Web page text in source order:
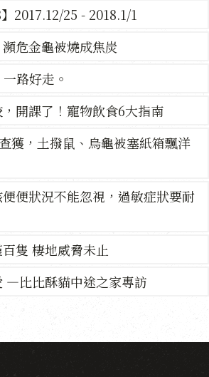
2017.12/25 - 2018.1/1
危金龜被燒成焦炭
路好走。
開課了！寵物飲食6大指南
獲，土撥鼠、烏龜被塞紙箱飄洋
便狀況不能忽視，過敏症狀要耐
隻 棲地威脅未止
—比比酥貓中途之家專訪